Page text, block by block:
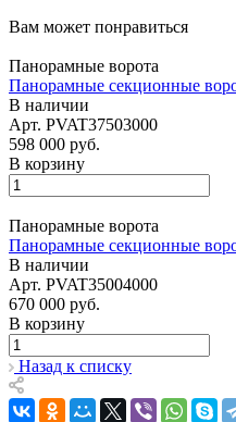
Вам может понравиться
Панорамные ворота
Панорамные секционные
В наличии
Арт. PVAT37503000
598 000 руб.
В корзину
Панорамные ворота
Панорамные секционные
В наличии
Арт. PVAT35004000
670 000 руб.
В корзину
Назад к списку